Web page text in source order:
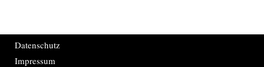
Datenschutz
Impressum